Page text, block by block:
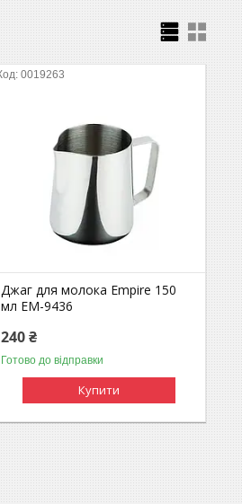
0019263
Джаг для молока Empire 150
мл EM-9436
240 ₴
Готово до відправки
Купити